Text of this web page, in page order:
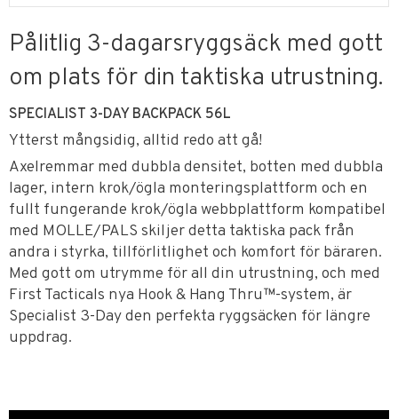
Pålitlig 3-dagarsryggsäck med gott
om plats för din taktiska utrustning.
SPECIALIST 3-DAY BACKPACK 56L
Ytterst mångsidig, alltid redo att gå!
Axelremmar med dubbla densitet, botten med dubbla
lager, intern krok/ögla monteringsplattform och en
fullt fungerande krok/ögla webbplattform kompatibel
med MOLLE/PALS skiljer detta taktiska pack från
andra i styrka, tillförlitlighet och komfort för bäraren.
Med gott om utrymme för all din utrustning, och med
First Tacticals nya Hook & Hang Thru™-system, är
Specialist 3-Day den perfekta ryggsäcken för längre
uppdrag.